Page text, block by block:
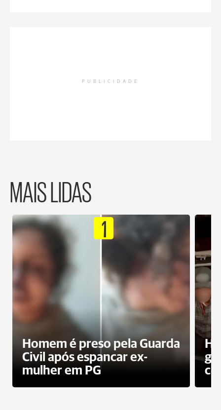
PUBLICIDADE
MAIS LIDAS
1
Homem é preso pela Guarda
Civil após espancar ex-
mulher em PG